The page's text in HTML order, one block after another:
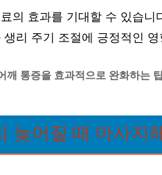
의 효과를 기대할 수 있습
리 주기 조절에 긍정적인
깨 통증을 효과적으로 완화하는
늦어질 때 마사지